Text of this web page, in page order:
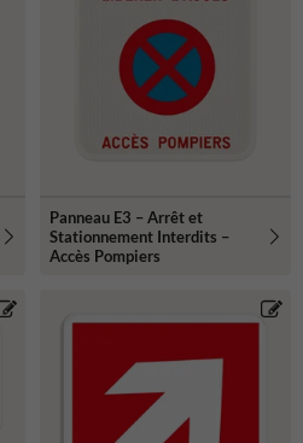
Panneau E3 – Arrêt et
Stationnement Interdits –
Accès Pompiers